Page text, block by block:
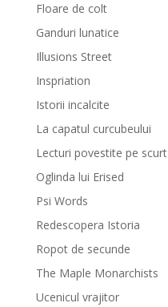
Floare de colt
Ganduri lunatice
Illusions Street
Inspriation
Istorii incalcite
La capatul curcubeului
Lecturi povestite pe scurt
Oglinda lui Erised
Psi Words
Redescopera Istoria
Ropot de secunde
The Maple Monarchists
Ucenicul vrajitor